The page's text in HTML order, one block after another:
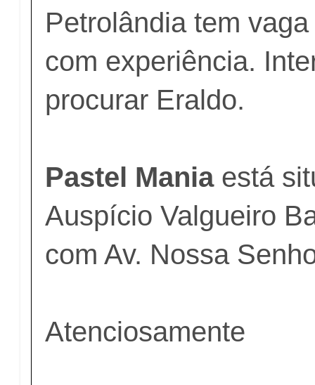
Petrolândia tem
com experiência.
procurar Eraldo.
Pastel Mania está
Auspício Valgueiro
com Av. Nossa
Atenciosamente